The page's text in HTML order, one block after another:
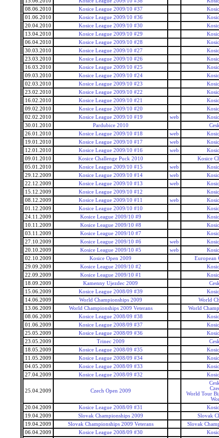
08.06.2010
Kosice League 2009/10 #37
01.06.2010
Kosice League 2009/10 #36
20.04.2010
Kosice League 2009/10 #30
13.04.2010
Kosice League 2009/10 #29
06.04.2010
Kosice League 2009/10 #28
30.03.2010
Kosice League 2009/10 #27
23.03.2010
Kosice League 2009/10 #26
16.03.2010
Kosice League 2009/10 #25
09.03.2010
Kosice League 2009/10 #24
02.03.2010
Kosice League 2009/10 #23
23.02.2010
Kosice League 2009/10 #22
16.02.2010
Kosice League 2009/10 #21
09.02.2010
Kosice League 2009/10 #20
02.02.2010
Kosice League 2009/10 #19 web
30.01.2010
Pardubice 2010
26.01.2010
Kosice League 2009/10 #18 web
19.01.2010
Kosice League 2009/10 #17 web
12.01.2010
Kosice League 2009/10 #16 web
09.01.2010
Kosice Challenge Puck 2010
Kosice
05.01.2010
Kosice League 2009/10 #15 web
29.12.2009
Kosice League 2009/10 #14 web
22.12.2009
Kosice League 2009/10 #13 web
15.12.2009
Kosice League 2009/10 #12
08.12.2009
Kosice League 2009/10 #11 web
01.12.2009
Kosice League 2009/10 #10
24.11.2009
Kosice League 2009/10 #9
10.11.2009
Kosice League 2009/10 #8
03.11.2009
Kosice League 2009/10 #7
27.10.2009
Kosice League 2009/10 #6 web
20.10.2009
Kosice League 2009/10 #5 web
02.10.2009
Kosice Open 2009
European
29.09.2009
Kosice League 2009/10 #2
22.09.2009
Kosice League 2009/10 #1
18.09.2009
Kamenny Ujezdec 2009
15.06.2009
Kosice League 2008/09 #39
14.06.2009
World Championships 2009
World
13.06.2009
World Championships 2009 Veterans
World
08.06.2009
Kosice League 2008/09 #38
01.06.2009
Kosice League 2008/09 #37
25.05.2009
Kosice League 2008/09 #36
23.05.2009
Trinec 2009
18.05.2009
Kosice League 2008/09 #35
11.05.2009
Kosice League 2008/09 #34
04.05.2009
Kosice League 2008/09 #33
27.04.2009
Kosice League 2008/09 #32
25.04.2009 Czech Open 2009
World Tour
20.04.2009
Kosice League 2008/09 #31
19.04.2009
Slovak Championships 2009
Slovak
19.04.2009
Slovak Championships 2009 Veterans
Slovak
06.04.2009
Kosice League 2008/09 #30